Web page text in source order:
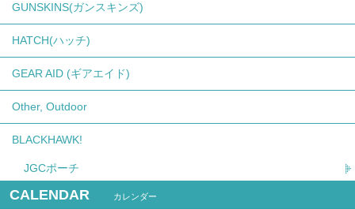
GUNSKINS(ガンスキンズ)
HATCH(ハッチ)
GEAR AID (ギアエイド)
Other, Outdoor
BLACKHAWK!
JGCポーチ
CALENDAR カレンダー